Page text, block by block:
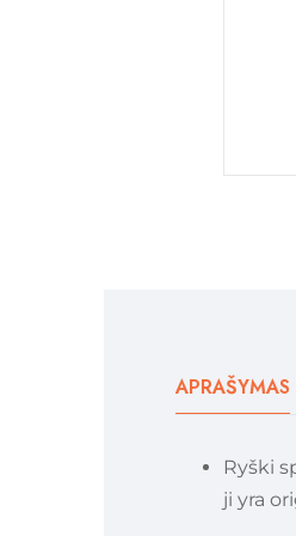
APRAŠYMAS
Ryški
ji yra